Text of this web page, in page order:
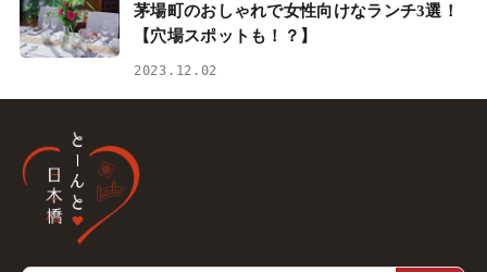
茅場町のおしゃれで女性向けなランチ3選！
【穴場スポットも！？】
2023.12.02